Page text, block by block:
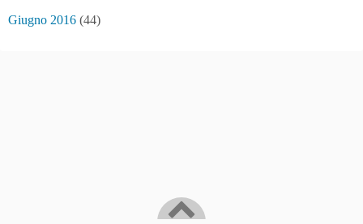
Giugno 2016 (44)